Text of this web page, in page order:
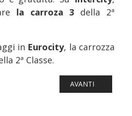
la carroza 3 della 2ª
in Eurocity, la carrozza
2ª Classe.
FERROVIE: REGIONALE
ARTICOLO
AVANTI